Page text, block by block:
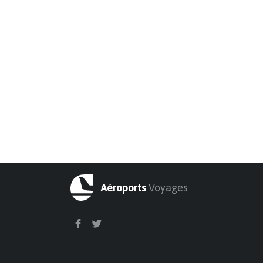
AéroportsVoyages